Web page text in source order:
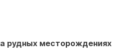
2026
рудных месторождениях